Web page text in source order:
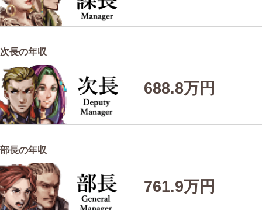
次長の年収
688.8万円
部長の年収
761.9万円